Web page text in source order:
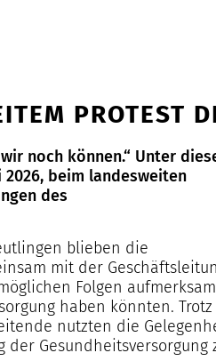
PROTEST
noch können.“ Unter
beim landesweiten
des
blieben die
mit der
Folgen
haben könnten. Trotz
nutzten die
Gesundheitsversorgung